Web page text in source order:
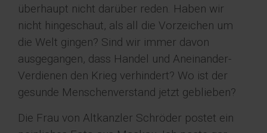
überhaupt nicht darüber reden. Haben wir
nicht hingeschaut, als all die Vorzeichen um
die Welt gingen? Sind wir immer davon
ausgegangen, dass Handel und Aneinander-
Verdienen den Krieg verhindert? Wo ist der
gesunde Menschenverstand jetzt geblieben?
Die Frau von Altkanzler Schröder postet ein